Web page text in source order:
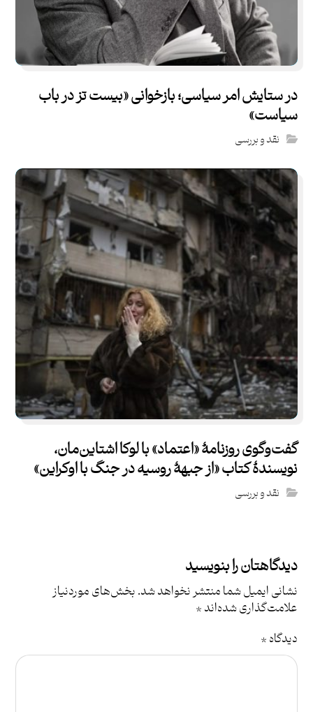
در ستایش امر سیاسی؛ بازخوانی «بیست تز در باب
سیاست»
نقد و بررسی
گفت‌و‌گوی روزنامۀ «اعتماد» با لوکا اشتاین‌مان،
نویسندۀ کتاب «از جبهۀ روسیه در جنگ با اوکراین»
نقد و بررسی
دیدگاهتان را بنویسید
نشانی ایمیل شما منتشر نخواهد شد.بخش‌های موردنیاز
علامت‌گذاری شده‌اند*
دیدگاه*